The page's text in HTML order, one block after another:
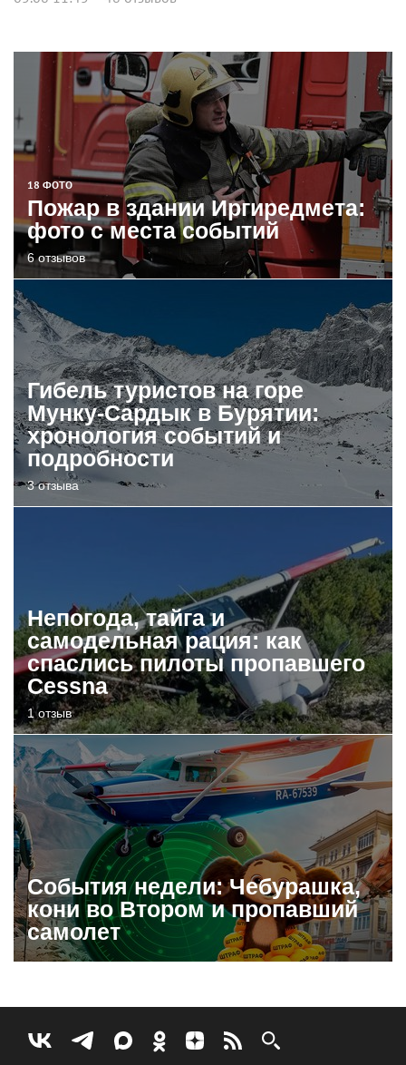
18 ФОТО
Пожар в здании Иргиредмета:
фото с места событий
6 отзывов
Гибель туристов на горе
Мунку-Сардык в Бурятии:
хронология событий и
подробности
3 отзыва
Непогода, тайга и
самодельная рация: как
спаслись пилоты пропавшего
Cessna
1 отзыв
События недели: Чебурашка,
кони во Втором и пропавший
самолет